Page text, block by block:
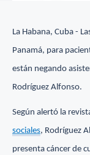
La Habana, Cuba -
Panamá, para
están negando
Rodríguez Alfonso.
Según alertó la
sociales, Rodríguez
presenta cáncer de